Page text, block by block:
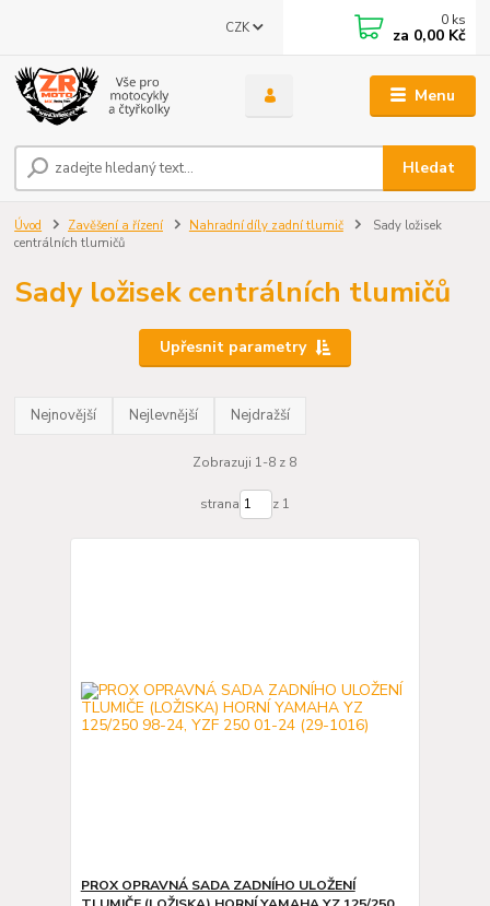
Menu
CZK
Hledat
0 ks
za 0,00 Kč
Úvod Zavěšení a řízení Nahradní díly zadní tlumič
Sady ložisek
centrálních tlumičů
Sady ložisek centrálních tlumičů
Upřesnit parametry
Nejnovější Nejlevnější Nejdražší
Zobrazuji 1-8 z 8
strana z 1
PROX OPRAVNÁ SADA ZADNÍHO ULOŽENÍ